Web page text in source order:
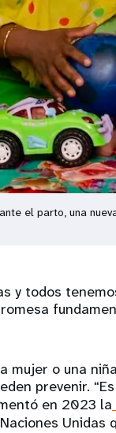
el parto, una
y todos
mujer o una
prevenir.
en 2023 la